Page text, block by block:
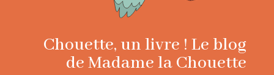
Chouette, un livre ! Le blog
de Madame la Chouette